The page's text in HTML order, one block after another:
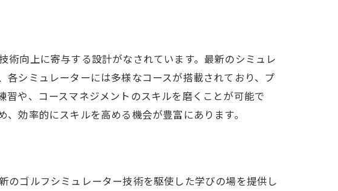
向上に寄与する設計がなされています。最新のシミュレ
シミュレーターには多様なコースが搭載されており、プ
や、コースマネジメントのスキルを磨くことが可能で
効率的にスキルを高める機会が豊富にあります。
ゴルフシミュレーター技術を駆使した学びの場を提供し